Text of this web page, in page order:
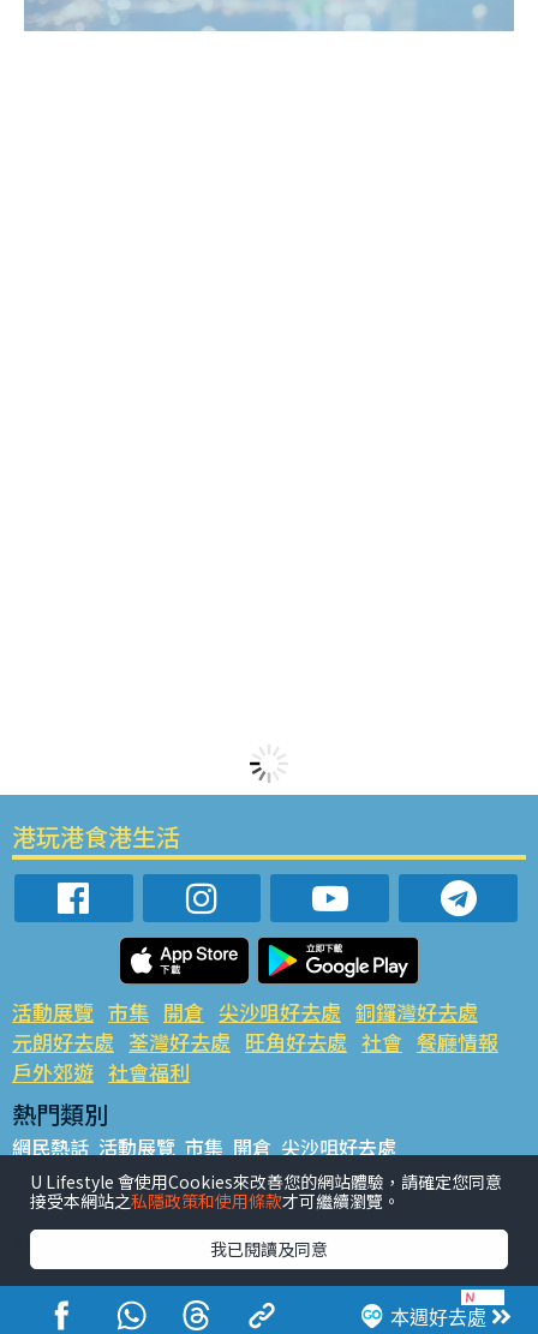
本週好去處
港玩港食港生活
活動展覽 市集 開倉 尖沙咀好去處 銅鑼灣好去處
元朗好去處 荃灣好去處 旺角好去處 社會 餐廳情報
戶外郊遊 社會福利
熱門類別
網民熱話 活動展覽 市集 開倉 尖沙咀好去處
銅鑼灣好去處 元朗好去處 荃灣好去處 旺角好去處 社會
餐廳情報 戶外郊遊
熱門標籤
#UGO搵好去處 #人氣活動推介 #美食社群熱話
#親子玩樂好去處
#ULifestyle應用程式
#限時搶
U Lifestyle 會使用Cookies來改善您的網站體驗，請確定您同意
接受本網站之私隱政策和使用條款才可繼續瀏覽。
我已閱讀及同意